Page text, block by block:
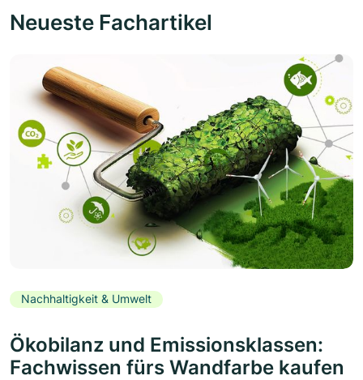
Neueste Fachartikel
Nachhaltigkeit & Umwelt
Ökobilanz und Emissionsklassen:
Fachwissen fürs Wandfarbe kaufen